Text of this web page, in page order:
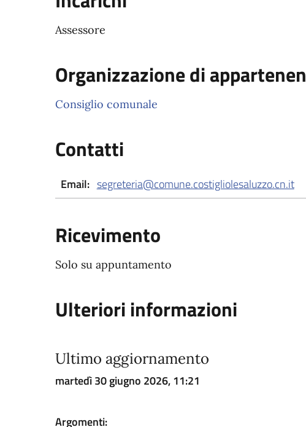
Assessore
Organizzazione di
Consiglio comunale
Contatti
Email: segreteria@comune.costigliolesaluzzo.cn.it
Ricevimento
Solo su appuntamento
Ulteriori informazioni
Ultimo aggiornamento
martedì 30 giugno 2026, 11:21
Argomenti: